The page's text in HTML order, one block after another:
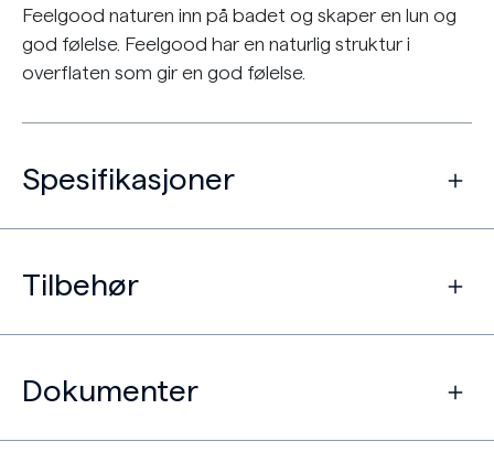
Feelgood naturen inn på badet og skaper en lun og
god følelse. Feelgood har en naturlig struktur i
overflaten som gir en god følelse.
Spesifikasjoner
Tilbehør
Dokumenter